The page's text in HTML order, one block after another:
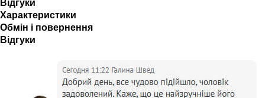
Відгуки
Характеристики
Обмін і повернення
Відгуки